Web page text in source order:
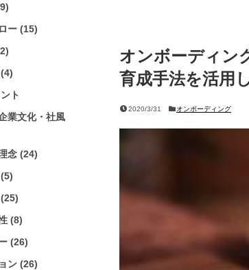
ー (15)
ト
業文化・社風
念 (24)
(8)
(26)
ン (26)
オンボーディン
育成手法を活用
2020/3/31 オンボーディング